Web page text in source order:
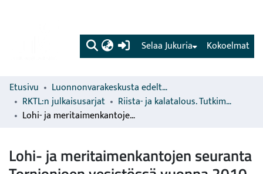
(current) Kokoelmat
Selaa Jukuria
Etusivu
Luonnonvarakeskusta edeltävien organisaatioiden sarjat
RKTL:n julkaisusarjat
Riista- ja kalatalous. Tutkimuksia ja selvityksiä
Lohi- ja meritaimenkantojen seuranta Tornionjoen vesistössä vuonna 2010
Lohi- ja meritaimenkantojen seuranta